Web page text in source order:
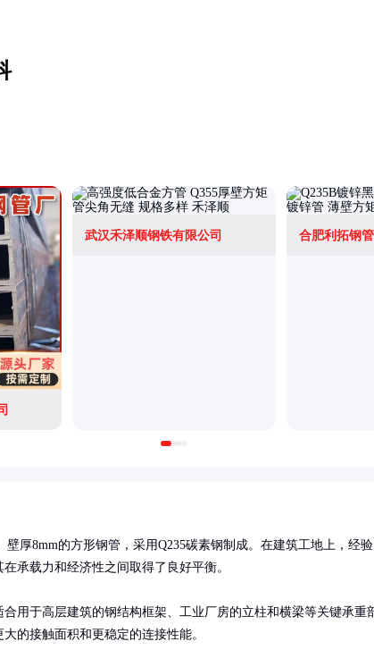
武汉禾泽顺钢铁有限公司 合肥利拓钢
壁厚8mm的方形钢管，采用Q235碳素钢制成。在建筑工地上，经验
承载力和经济性之间取得了良好平衡。
用于高层建筑的钢结构框架、工业厂房的立柱和横梁等关键承重
的接触面积和更稳定的连接性能。